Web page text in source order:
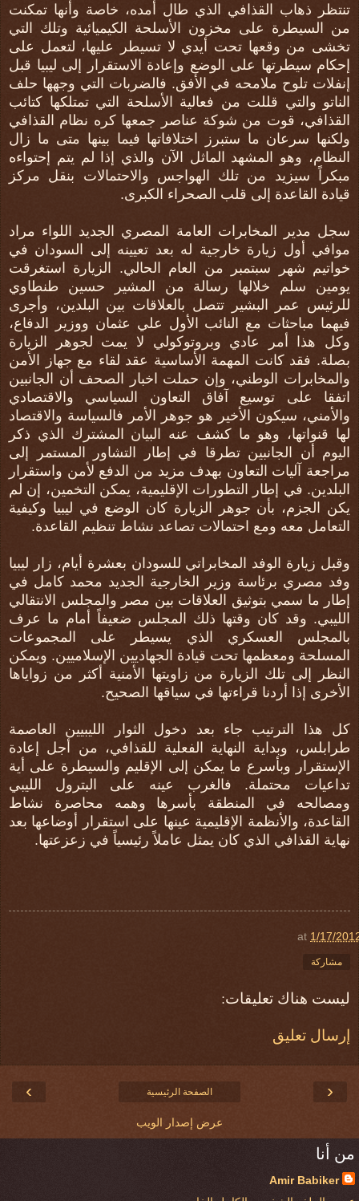
تنتظر ذهاب القذافي الذي طال أمده، خاصة وأنها تمكنت
من السيطرة على مخزون الأسلحة الكيميائية وتلك التي
تخشى من وقعها تحت أيدي لا تسيطر عليها، لتعمل على
إحكام سيطرتها على الوضع وإعادة الاستقرار إلى ليبيا قبل
إنفلات تلوح ملامحه في الأفق. فالضربات التي وجهها حلف
الناتو والتي قللت من فعالية الأسلحة التي تمتلكها كتائب
القذافي، قوت من شوكة عناصر جمعها كره نظام القذافي
ولكنها سرعان ما ستبرز اختلافاتها فيما بينها متى ما زال
النظام، وهو المشهد الماثل الآن والذي إذا لم يتم إحتواءه
مبكراً سيزيد من تلك الهواجس والاحتمالات بنقل مركز
قيادة القاعدة إلى قلب الصحراء الكبرى.
سجل مدير المخابرات العامة المصري الجديد اللواء مراد
موافي أول زيارة خارجية له بعد تعيينه إلى السودان في
خواتيم شهر سبتمبر من العام الحالي. الزيارة استغرقت
يومين سلم خلالها رسالة من المشير حسين طنطاوي
للرئيس عمر البشير تتصل بالعلاقات بين البلدين، وأجرى
فيهما مباحثات مع النائب الأول علي عثمان ووزير الدفاع،
وكل هذا أمر عادي وبروتوكولي لا يمت لجوهر الزيارة
بصلة. فقد كانت المهمة الأساسية عقد لقاء مع جهاز الأمن
والمخابرات الوطني، وإن حملت اخبار الصحف أن الجانبين
اتفقا على توسيع آفاق التعاون السياسي والاقتصادي
والأمني، سيكون الأخير هو جوهر الأمر فالسياسة والاقتصاد
لها قنواتها، وهو ما كشف عنه البيان المشترك الذي ذكر
اليوم أن الجانبين تطرقا في إطار التشاور المستمر إلى
مراجعة آليات التعاون بهدف مزيد من الدفع لأمن واستقرار
البلدين. في إطار التطورات الإقليمية، يمكن التخمين، إن لم
يكن الجزم، بأن جوهر الزيارة كان الوضع في ليبيا وكيفية
التعامل معه ومع احتمالات تصاعد نشاط تنظيم القاعدة.
وقبل زيارة الوفد المخابراتي للسودان بعشرة أيام، زار ليبيا
وفد مصري برئاسة وزير الخارجية الجديد محمد كامل في
إطار ما سمي بتوثيق العلاقات بين مصر والمجلس الانتقالي
الليبي. وقد كان وقتها ذلك المجلس ضعيفاً أمام ما عرف
بالمجلس العسكري الذي يسيطر على المجموعات
المسلحة ومعظمها تحت قيادة الجهاديين الإسلاميين. ويمكن
النظر إلى تلك الزيارة من زاويتها الأمنية أكثر من زواياها
الأخرى إذا أردنا قراءتها في سياقها الصحيح.
كل هذا الترتيب جاء بعد دخول الثوار الليبيين العاصمة
طرابلس، وبداية النهاية الفعلية للقذافي، من أجل إعادة
الإستقرار وبأسرع ما يمكن إلى الإقليم والسيطرة على أية
تداعيات محتملة. فالغرب عينه على البترول الليبي
ومصالحه في المنطقة بأسرها وهمه محاصرة نشاط
القاعدة، والأنظمة الإقليمية عينها على استقرار أوضاعها بعد
نهاية القذافي الذي كان يمثل عاملاً رئيسياً في زعزعتها.
at 1/17/
مشاركة
ليست هناك تعليقات:
إرسال تعليق
‹
› الصفحة الرئيسية
عرض إصدار الويب
من أنا
Amir Babiker